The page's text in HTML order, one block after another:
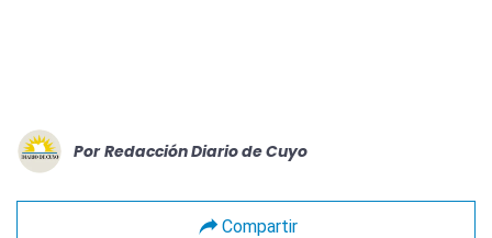
Por Redacción Diario de Cuyo
Compartir